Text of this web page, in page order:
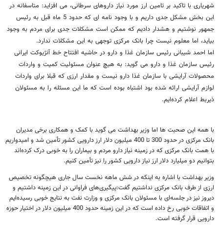
شهریاری با تاکید بر تامین ارز مورد نیاز داروهای سرطانی، می افزاید: متاسفانه در
این بخش مشکل جدی داریم و با وجود نامه ای که حدود 5 ماه قبل به رئیس
جمهور نوشتیم و هشدار دادیم که ممکن است مشکلات جدی برای مردم به وجود
بیاید، اما معلوم نیست چرا بانک مرکزی توجهی به این مشکلات ندارد.
اما احمد شیبانی رئیس سازمان غذا و دارو در حاشیه افتتاح خط آنژیوکت ایرانی
رئیس سازمان غذا و دارو می گوید: به هیچ عنوان مسئولیت کمیت و واردات
محصولات آرایشی با سازمان غذا دارو نیست و مقدار ارزی که قبلا برای واردات
لوازم آرایشی ارائه شده بود اشتباه بوده است که ما این مسئله را به مسئولان
ذیربط اعلام کرده‌ایم.
با همه این صحبت ها اما وزیر بهداشت می گوید با کمک و همکاری برخی مدیران
بانک مرکزی در حدود 300 تا 400 میلیون دلار ارز دارویی کشور تأمین شد و امیدواریم
با همت بانک مرکزی که در زمینه نیاز دارو مردم و بیماران را به خوبی درک کرده‌اند
بتوانیم دو میلیارد دلار ارز نیاز دارویی کشور را نیز تأمین کنیم.
وزیر بهداشت با اشاره به اینکه در شش ماهه نخست سال جاری هیچگونه تخصیص
ارزی از طرف بانک مرکزی نداشتیم گفت:‌پیگیری‌های فراوانی در این زمینه داشتیم و
دیروز نیز در جلسه‌ای با مسئولان بانک مرکزی و وزارت نفت به نتایج خوبی رسیده‌ایم
و اتفاقات خوبی رخ داده است که در این زمینه حدود 400 میلیون دلار در اختیار حوزه
دارویی قرار گرفته است.